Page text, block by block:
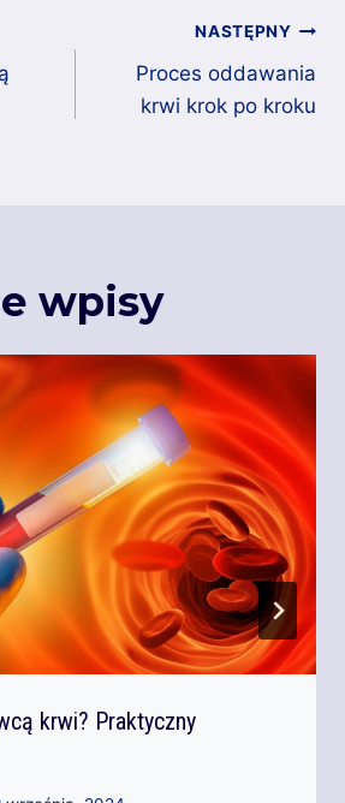
NASTĘPNY
Proces oddawania
krwi krok po kroku
wpisy
krwi? Praktyczny